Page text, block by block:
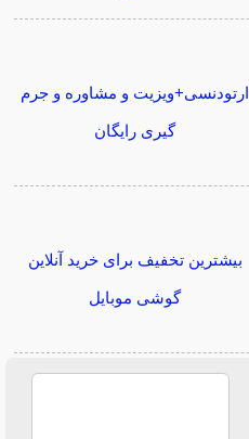
ارتودنسی+ویزیت و مشاوره و جرم
گیری رایگان
بیشترین تخفیف برای خرید آنلاین
گوشی موبایل